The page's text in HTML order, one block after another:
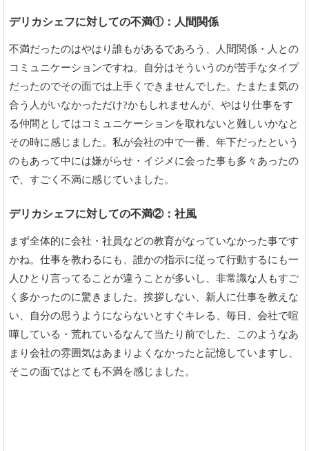
デリカシェフに対しての不満①：人間関係
不満だったのはやはり誰もがあるであろう、人間関係・人との
コミュニケーションですね。自分はそういうのが苦手なタイプ
だったのでその面では上手くできませんでした。たまたま気の
合う人がいなかっただけ?かもしれませんが、やはり仕事をす
る仲間としてはコミュニケーションを取れないと難しいかなと
その時に感じました。私が会社の中で一番、年下だったという
のもあって中には嫌がらせ・イジメに会った事も多々あったの
で、すごく不満に感じていました。
デリカシェフに対しての不満②：社風
まず全体的に会社・社員などの教育がなっていなかった事です
かね。仕事を教わるにも、誰かの指示に従って行動するにも一
人ひとり言ってることが違うことが多いし、非常識な人もすご
く多かったのに驚きました。挨拶しない、新人に仕事を教えな
い、自分の思うようにならないとすぐキレる、毎日、会社で喧
嘩している・荒れているなんて当たり前でした、このようなあ
まり会社の雰囲気はあまりよくなかったと記憶していますし、
そこの面ではとても不満を感じました。